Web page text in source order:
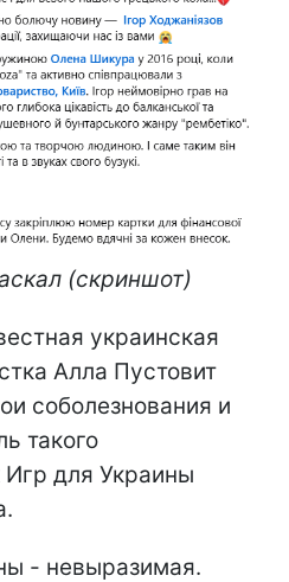
(скриншот)
украинская
Алла Пустовит
соболезнования и
такого
Игр для Украины
- невыразимая.